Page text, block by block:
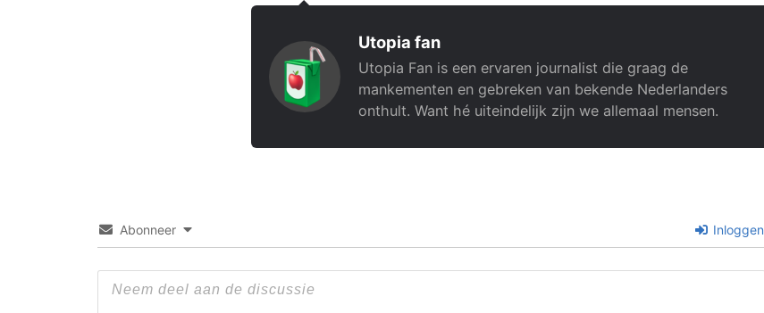
Utopia fan
Utopia Fan is een ervaren journalist die graag de
mankementen en gebreken van bekende Nederlanders
onthult. Want hé uiteindelijk zijn we allemaal mensen.
Abonneer Inloggen